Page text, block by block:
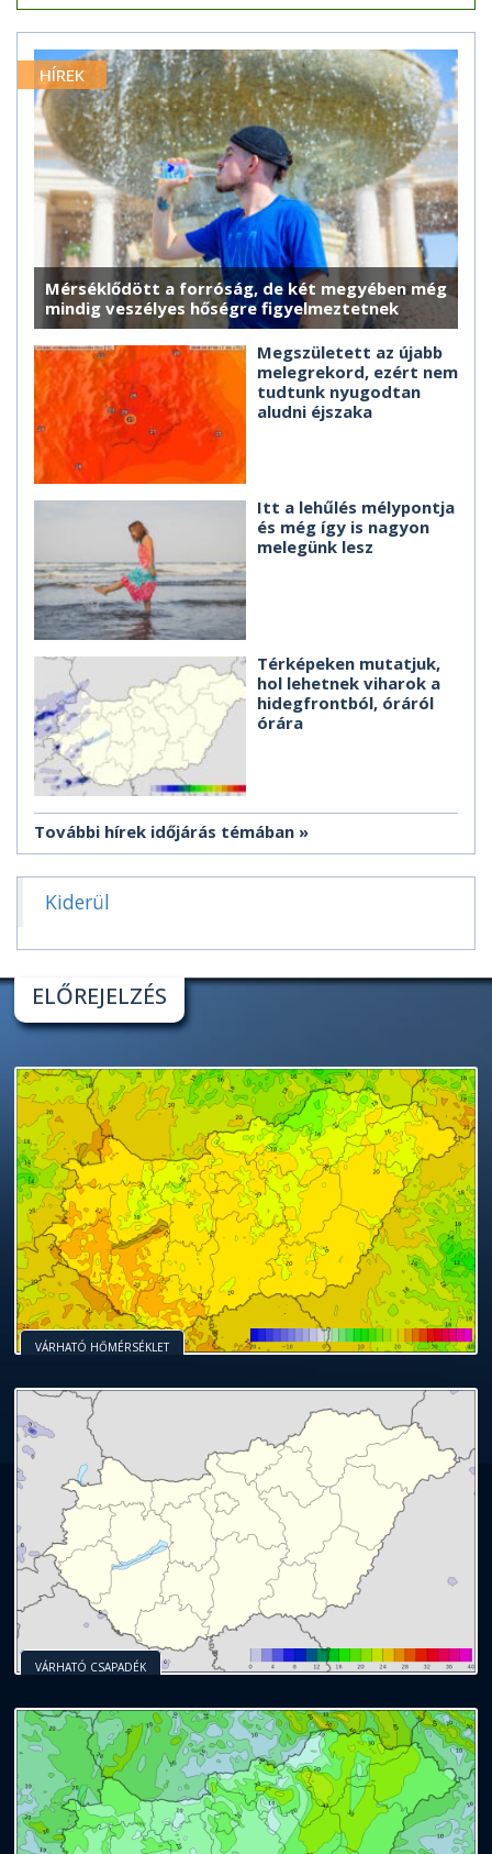
HÍREK
Mérséklődött a forróság, de két megyében még
mindig veszélyes hőségre figyelmeztetnek
Megszületett az újabb
melegrekord, ezért nem
tudtunk nyugodtan
aludni éjszaka
Itt a lehűlés mélypontja
és még így is nagyon
melegünk lesz
Térképeken mutatjuk,
hol lehetnek viharok a
hidegfrontból, óráról
órára
További hírek időjárás témában
Kiderül
ELŐREJELZÉS
VÁRHATÓ HŐMÉRSÉKLET
VÁRHATÓ CSAPADÉK